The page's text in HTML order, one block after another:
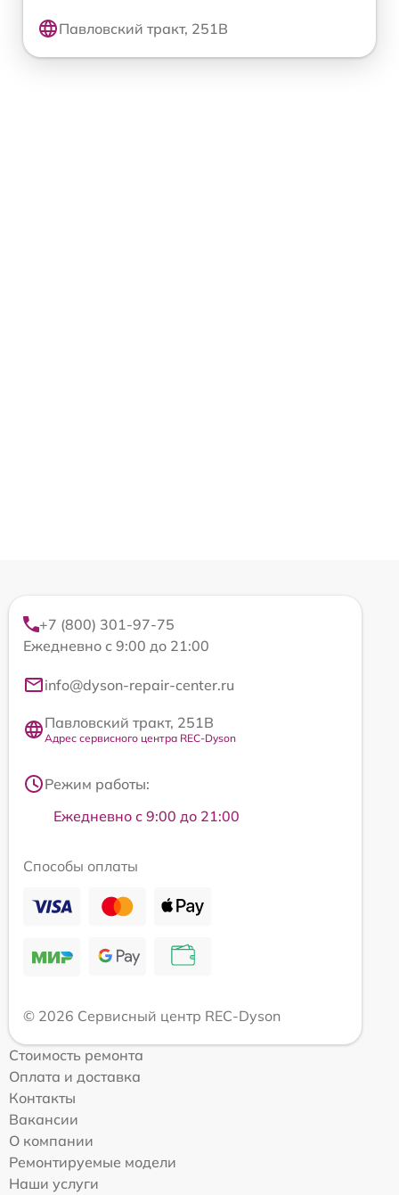
Павловский тракт, 251В
+7 (800) 301-97-75
Ежедневно с 9:00 до 21:00
info@dyson-repair-center.ru
Павловский тракт, 251В
Адрес сервисного центра REC-Dyson
Режим работы:
Ежедневно с 9:00 до 21:00
Способы оплаты
© 2026 Сервисный центр REC-Dyson
Стоимость ремонта
Оплата и доставка
Контакты
Вакансии
О компании
Ремонтируемые модели
Наши услуги